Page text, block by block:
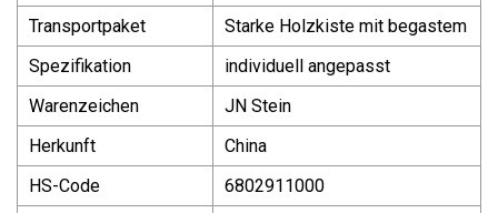
Transportpaket
Starke Holzkiste mit begastem
Spezifikation
individuell angepasst
Warenzeichen
JN Stein
Herkunft
China
HS-Code
6802911000